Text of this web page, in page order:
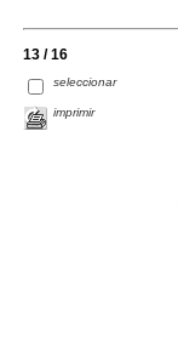
13 / 16
seleccionar
imprimir